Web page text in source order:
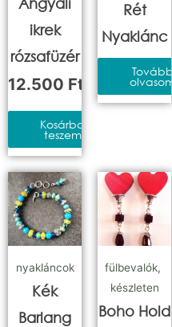
ikrek
rózsafüzér
12.500 Ft
Kosárba
teszem
Rét
Nyaklánc
Tovább
olvasom
nyakláncok
Kék
Barlang
fülbevalók,
készleten
Boho Hold